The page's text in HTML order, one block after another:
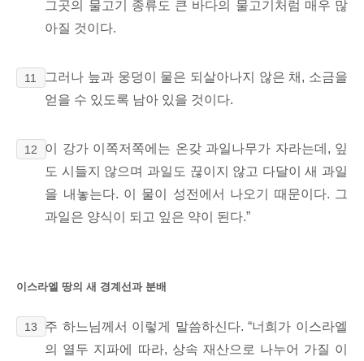
그곳의 물고기 종류도 큰 바다의
물고기처럼 매우 많
아질 것이다.
11
그러나 늪과 웅덩이 물은 되살아나지 않은 채, 소금을
얻을 수 있도록 남아 있을 것이다.
12
이 강가 이쪽저쪽에는 온갖 과일나무가 자라는데, 잎
도 시들지 않으며 과일도 끊이지 않고 다달이 새 과일
을 내놓는다. 이 물이 성전에서 나오기 때문이다. 그
과일은 양식이 되고 잎은 약이 된다.”
이스라엘 땅의 새 경계선과 분배
13
주 하느님께서 이렇게 말씀하신다. “너희가 이스라엘
의 열두 지파에 따라, 상속 재산으로 나누어 가질 이